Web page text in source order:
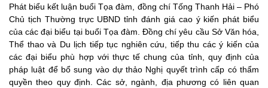
Phát biểu kết luận buổi Tọa đàm, đồng chí Tống Thanh Hải – Phó
Chủ tịch Thường trực UBND tỉnh đánh giá cao ý kiến phát biểu
của các đại biểu tại buổi Tọa đàm. Đồng chí yêu cầu Sở Văn hóa,
Thể thao và Du lịch tiếp tục nghiên cứu, tiếp thu các ý kiến của
các đại biểu phù hợp với thực tế chung của tỉnh, quy định của
pháp luật để bổ sung vào dự thảo Nghị quyết trình cấp có thẩm
quyền theo quy định. Các sở, ngành, địa phương có liên quan